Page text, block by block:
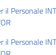
il Personale
il Personale